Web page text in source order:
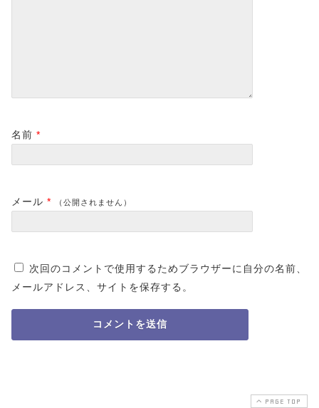
名前 *
メール * （公開されません）
次回のコメントで使用するためブラウザーに自分の名前、
メールアドレス、サイトを保存する。
PAGE TOP